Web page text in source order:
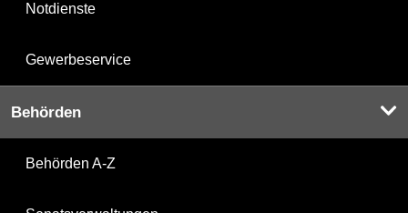
Notdienste
Gewerbeservice
Behörden
Behörden A-Z